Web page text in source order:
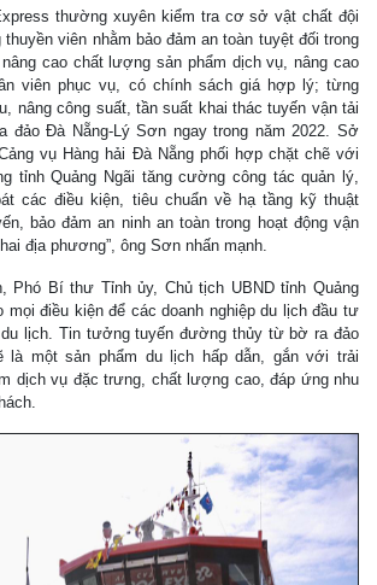
thường xuyên kiểm tra cơ sở vật chất đội
viên nhằm bảo đảm an toàn tuyệt đối trong
cao chất lượng sản phẩm dịch vụ, nâng cao
viên phục vụ, có chính sách giá hợp lý; từng
nâng công suất, tần suất khai thác tuyến vận tải
đảo Đà Nẵng-Lý Sơn ngay trong năm 2022. Sở
vụ Hàng hải Đà Nẵng phối hợp chặt chẽ với
tỉnh Quảng Ngãi tăng cường công tác quản lý,
các điều kiện, tiêu chuẩn về hạ tầng kỹ thuật
bảo đảm an ninh an toàn trong hoạt động vận
địa phương”, ông Sơn nhấn mạnh.
Phó Bí thư Tỉnh ủy, Chủ tịch UBND tỉnh Quảng
mọi điều kiện để các doanh nghiệp du lịch đầu tư
du lịch. Tin tưởng tuyến đường thủy từ bờ ra đảo
là một sản phẩm du lịch hấp dẫn, gắn với trải
dịch vụ đặc trưng, chất lượng cao, đáp ứng nhu